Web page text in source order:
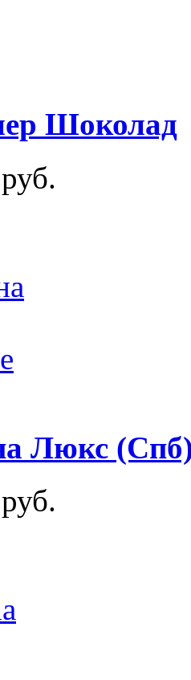
Шоколад
руб.
Люкс
руб.